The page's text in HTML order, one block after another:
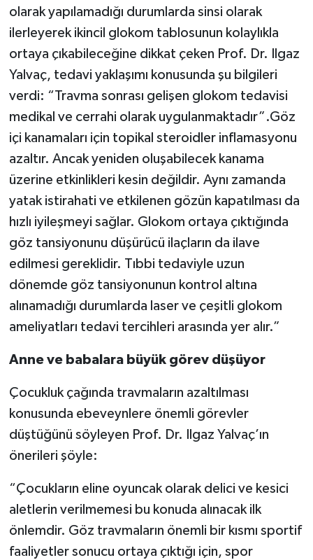
olarak yapılamadığı durumlarda sinsi olarak
ilerleyerek ikincil glokom tablosunun kolaylıkla
ortaya çıkabileceğine dikkat çeken Prof. Dr. Ilgaz
Yalvaç, tedavi yaklaşımı konusunda şu bilgileri
verdi: “Travma sonrası gelişen glokom tedavisi
medikal ve cerrahi olarak uygulanmaktadır”.Göz
içi kanamaları için topikal steroidler inflamasyonu
azaltır. Ancak yeniden oluşabilecek kanama
üzerine etkinlikleri kesin değildir. Aynı zamanda
yatak istirahati ve etkilenen gözün kapatılması da
hızlı iyileşmeyi sağlar. Glokom ortaya çıktığında
göz tansiyonunu düşürücü ilaçların da ilave
edilmesi gereklidir. Tıbbi tedaviyle uzun
dönemde göz tansiyonunun kontrol altına
alınamadığı durumlarda laser ve çeşitli glokom
ameliyatları tedavi tercihleri arasında yer alır.”
Anne ve babalara büyük görev düşüyor
Çocukluk çağında travmaların azaltılması
konusunda ebeveynlere önemli görevler
düştüğünü söyleyen Prof. Dr. Ilgaz Yalvaç’ın
önerileri şöyle:
“Çocukların eline oyuncak olarak delici ve kesici
aletlerin verilmemesi bu konuda alınacak ilk
önlemdir. Göz travmaların önemli bir kısmı sportif
faaliyetler sonucu ortaya çıktığı için, spor